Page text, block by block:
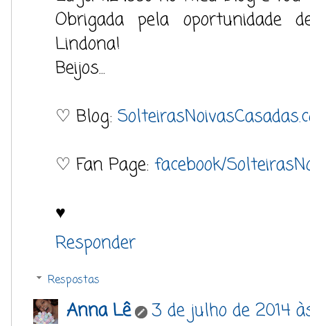
Obrigada pela oportunidade
Lindona!
Beijos...
♡ Blog:
♡ Fan Page: facebook/
♥
Responder
Respostas
Anna Lê
3 de julho de 2014